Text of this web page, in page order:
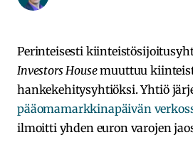
Perinteisesti
Investors Housemuuttuu
hankekehitysyhtiöksi. Yhtiö
pääomamarkkinapäivän
ilmoitti yhden euron varojen